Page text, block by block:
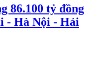
86.100 tỷ đồng
- Hà Nội - Hải